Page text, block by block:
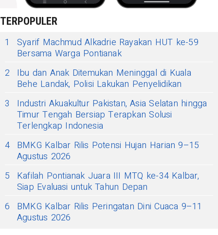
TERPOPULER
1
Syarif Machmud Alkadrie Rayakan HUT ke-59
Bersama Warga Pontianak
2
Ibu dan Anak Ditemukan Meninggal di Kuala
Behe Landak, Polisi Lakukan Penyelidikan
3
Industri Akuakultur Pakistan, Asia Selatan hingga
Timur Tengah Bersiap Terapkan Solusi
Terlengkap Indonesia
4 BMKG Kalbar Rilis Potensi Hujan Harian 9–15
Agustus 2026
5
Kafilah Pontianak Juara III MTQ ke-34 Kalbar,
Siap Evaluasi untuk Tahun Depan
6
BMKG Kalbar Rilis Peringatan Dini Cuaca 9–11
Agustus 2026